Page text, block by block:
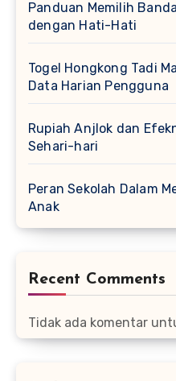
Panduan Memilih
dengan Hati-Hati
Togel Hongkong Tadi
Data Harian Pengguna
Rupiah Anjlok dan
Sehari-hari
Peran Sekolah Dalam
Anak
Recent Comments
Tidak ada komentar